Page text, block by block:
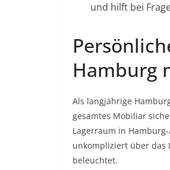
und hilft bei
Hamburg
Als langjährige
gesamtes Mobiliar
Lagerraum in
unkompliziert über das
beleuchtet.